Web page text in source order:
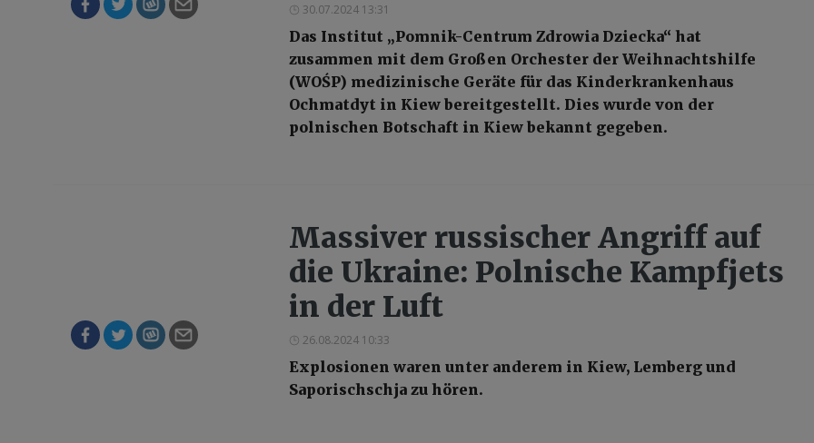
30.07.2024 13:31
Das Institut „Pomnik-Centrum Zdrowia Dziecka“ hat
zusammen mit dem Großen Orchester der Weihnachtshilfe
(WOŚP) medizinische Geräte für das Kinderkrankenhaus
Ochmatdyt in Kiew bereitgestellt. Dies wurde von der
polnischen Botschaft in Kiew bekannt gegeben.
Massiver russischer Angriff auf
die Ukraine: Polnische Kampfjets
in der Luft
26.08.2024 10:33
Explosionen waren unter anderem in Kiew, Lemberg und
Saporischschja zu hören.